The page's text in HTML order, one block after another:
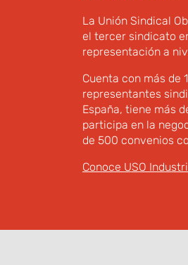
La Unión Sindical
el tercer sindicato
representación a
Cuenta con más de
representantes
España, tiene más
participa en la
de 500 convenios
Conoce USO